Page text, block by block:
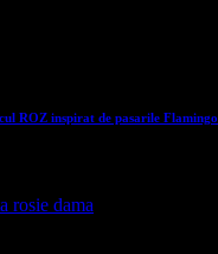
ROZ inspirat de pasarile Flamingo